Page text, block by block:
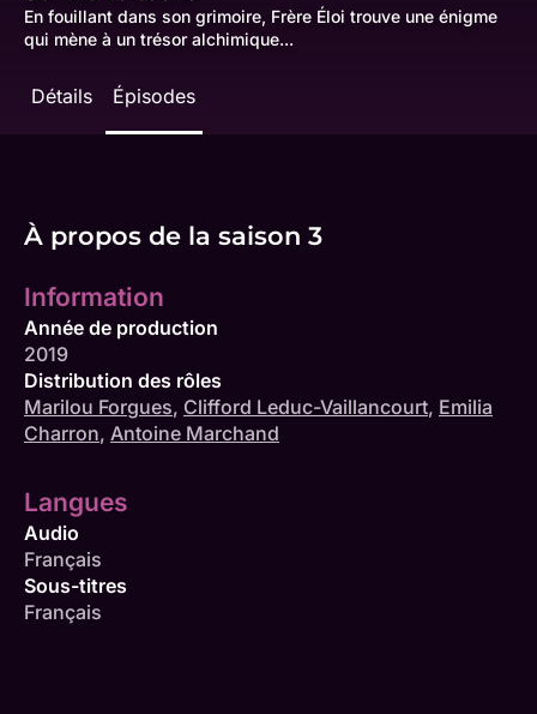
En fouillant dans son grimoire, Frère Éloi trouve une énigme
qui mène à un trésor alchimique...
Détails Épisodes
À propos de la saison 3
Information
Année de production
2019
Distribution des rôles
Marilou Forgues, Clifford Leduc-Vaillancourt, Emilia
Charron, Antoine Marchand
Langues
Audio
Français
Sous-titres
Français